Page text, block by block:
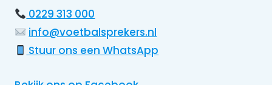
0229 313 000
info@voetbalsprekers.nl
Stuur ons een WhatsApp